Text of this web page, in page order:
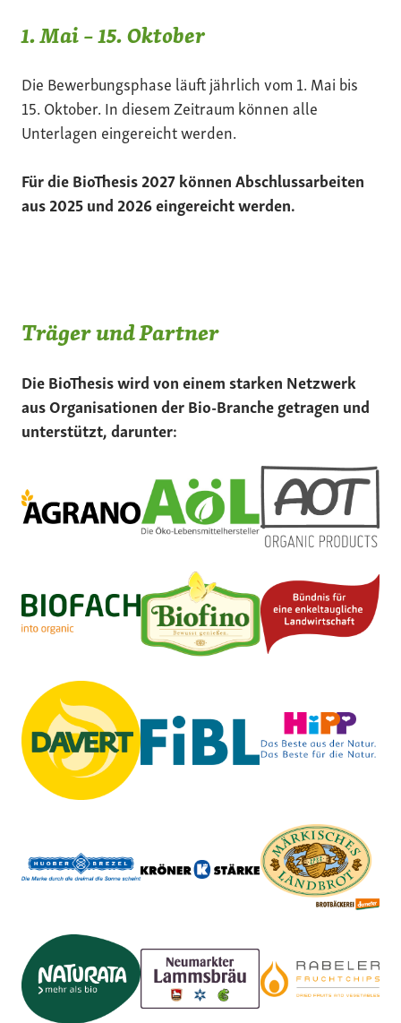
1. Mai – 15. Oktober
Die Bewerbungsphase läuft jährlich vom 1. Mai bis
15. Oktober. In diesem Zeitraum können alle
Unterlagen eingereicht werden.
Für die BioThesis 2027 können Abschlussarbeiten
aus 2025 und 2026 eingereicht werden.
Träger und Partner
Die BioThesis wird von einem starken Netzwerk
aus Organisationen der Bio-Branche getragen und
unterstützt, darunter: